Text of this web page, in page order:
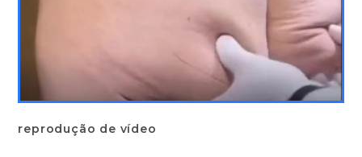
reprodução de vídeo